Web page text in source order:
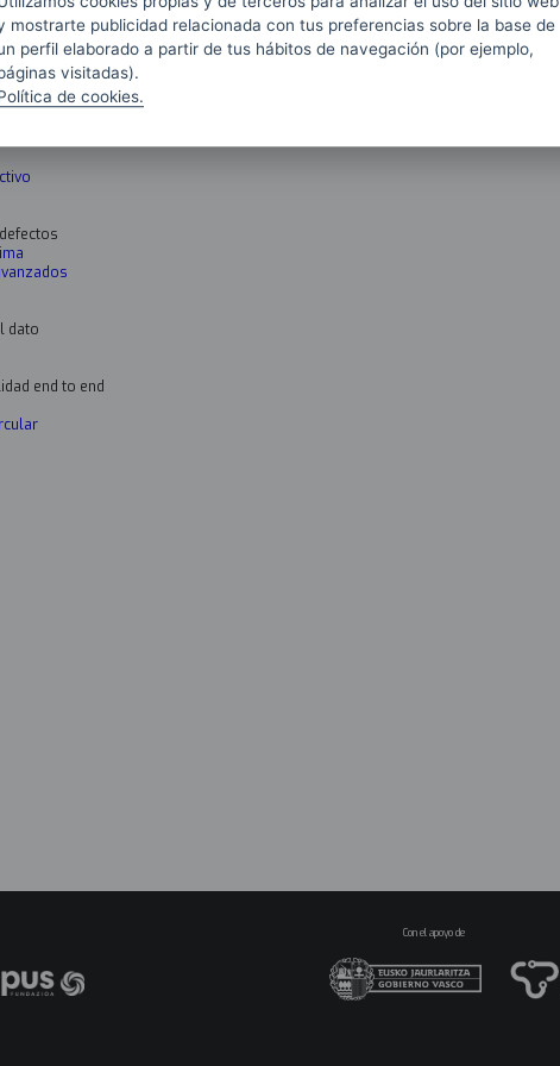
mecatrónicos
dato
end to end
Con el apoyo de
mostrarte publicidad relacionada con tus preferencias sobre la base de
perfil elaborado a partir de tus hábitos de navegación (por ejemplo,
visitadas).
de cookies.